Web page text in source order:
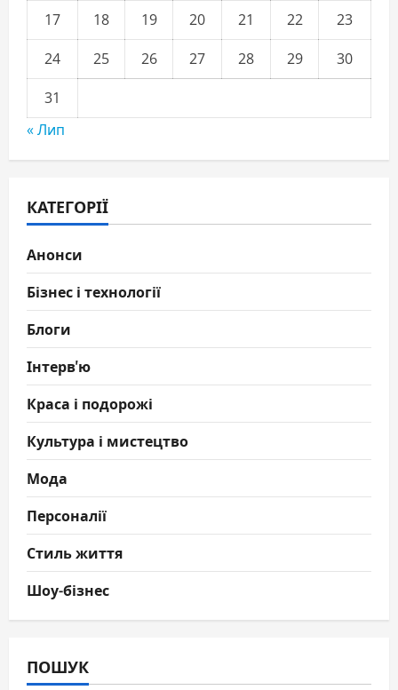
17 18 19 20 21 22
23
24
25 26 27 28 29
30
31
« Лип
КАТЕГОРІЇ
Анонси
Бізнес і технології
Блоги
Інтерв'ю
Краса і подорожі
Культура і мистецтво
Мода
Персоналії
Стиль життя
Шоу-бізнес
ПОШУК